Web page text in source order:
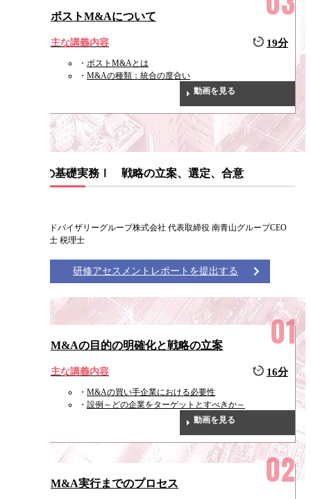
ポストM&Aについて
主な講義内容 19分
ポストM&Aとは
M&Aの種類：統合の度合い
動画を見る
M&Aの基礎実務Ⅰ 戦略の立案、選定、合意
南青山アドバイザリーグループ株式会社 代表取締役 南青山グループCEO
公認会計士 税理士
研修アセスメントレポートを提出する
M&Aの目的の明確化と戦略の立案
主な講義内容 16分
M&Aの買い手企業における必要性
設例～どの企業をターゲットとすべきか～
動画を見る
M&A実行までのプロセス